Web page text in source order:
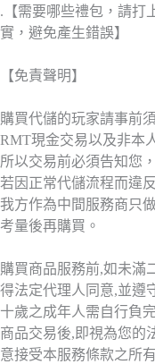
.【需要哪些禮包，請打
實，避免產生錯誤】
【免責聲明】
購買代儲的玩家請事前
RMT現金交易以及非本
所以交易前必須告知您
若因正常代儲流程而違
我方作為中間服務商只
考量後再購買。
購買商品服務前,如未滿
得法定代理人同意,並遵
十歲之成年人需自行負
商品交易後,即視為您的
意接受本服務條款之所